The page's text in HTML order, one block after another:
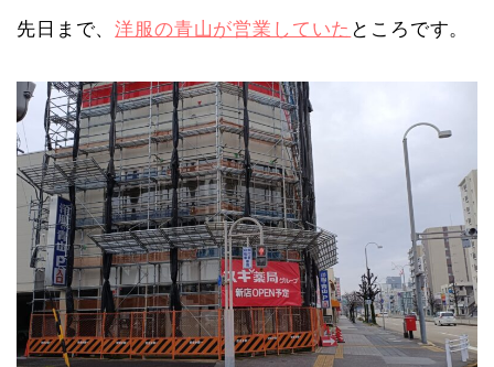
先日まで、洋服の青山が営業していた ところです。